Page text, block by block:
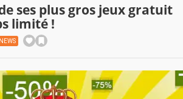
ses plus gros jeux gratuit
limité !
NEWS